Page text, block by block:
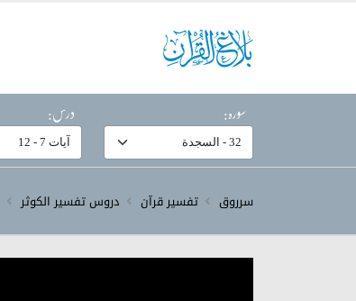
سورہ:
درس:
سرروق تفسیر قرآن دروس تفسیر الکوثر